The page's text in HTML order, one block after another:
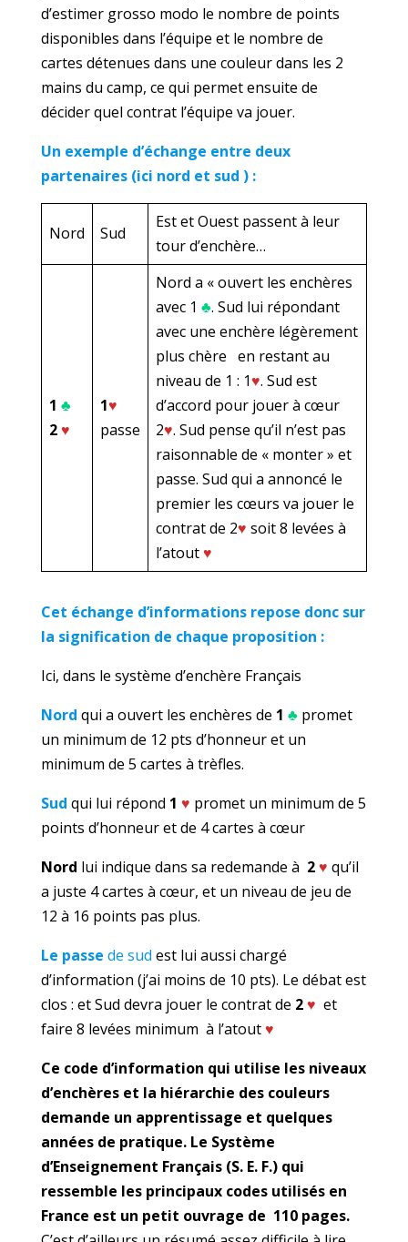
d’estimer grosso modo le nombre de points
disponibles dans l’équipe et le nombre de
cartes détenues dans une couleur dans les 2
mains du camp, ce qui permet ensuite de
décider quel contrat l’équipe va jouer.
Un exemple d’échange entre deux
partenaires (ici nord et sud ) :
Nord Sud
Est et Ouest passent à leur
tour d’enchère…
1 ♣
2♥
1♥
passe
Nord a « ouvert les enchères
avec 1 ♣. Sud lui répondant
avec une enchère légèrement
plus chère en restant au
niveau de 1 : 1♥. Sud est
d’accord pour jouer à cœur
2♥. Sud pense qu’il n’est pas
raisonnable de « monter » et
passe. Sud qui a annoncé le
premier les cœurs va jouer le
contrat de 2♥ soit 8 levées à
l’atout♥
Cet échange d’informations repose donc sur
la signification de chaque proposition :
Ici, dans le système d’enchère Français
Nord qui a ouvert les enchères de 1 ♣ promet
un minimum de 12 pts d’honneur et un
minimum de 5 cartes à trèfles.
Sud qui lui répond 1 ♥ promet un minimum de 5
points d’honneur et de 4 cartes à cœur
Nord lui indique dans sa redemande à 2♥ qu’il
a juste 4 cartes à cœur, et un niveau de jeu de
12 à 16 points pas plus.
Le passe de sud est lui aussi chargé
d’information (j’ai moins de 10 pts). Le débat est
clos : et Sud devra jouer le contrat de 2♥ et
faire 8 levées minimum à l’atout♥
Ce code d’information qui utilise les niveaux
d’enchères et la hiérarchie des couleurs
demande un apprentissage et quelques
années de pratique. Le Système
d’Enseignement Français (S. E. F.) qui
ressemble les principaux codes utilisés en
France est un petit ouvrage de 110 pages.